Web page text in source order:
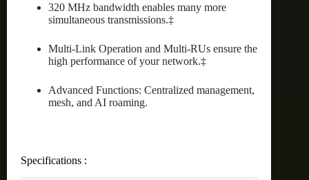
320 MHz bandwidth enables many more
simultaneous transmissions.‡
Multi-Link Operation and Multi-RUs ensure the
high performance of your network.‡
Advanced Functions: Centralized management,
mesh, and AI roaming.
Specifications :